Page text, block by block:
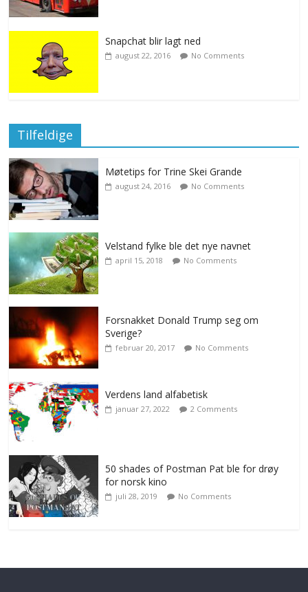
Snapchat blir lagt ned
august 22, 2016 No Comments
Tilfeldige
Møtetips for Trine Skei Grande
august 24, 2016 No Comments
Velstand fylke ble det nye navnet
april 15, 2018 No Comments
Forsnakket Donald Trump seg om
Sverige?
februar 20, 2017 No Comments
Verdens land alfabetisk
januar 27, 2022 2 Comments
50 shades of Postman Pat ble for drøy
for norsk kino
juli 28, 2019 No Comments